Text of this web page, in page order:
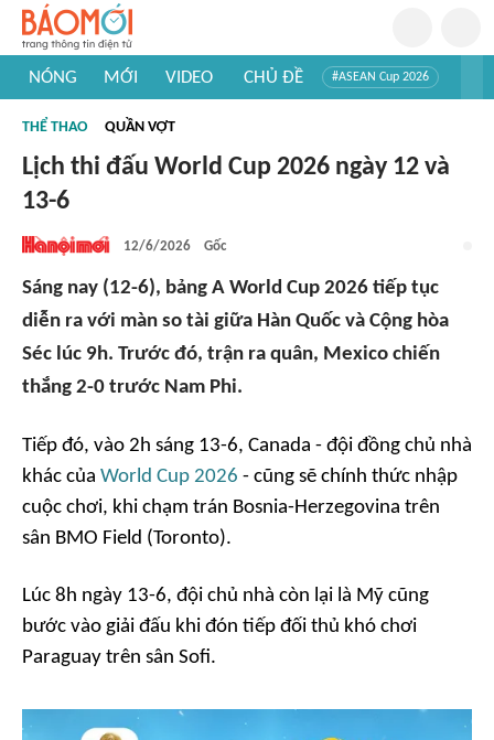
NÓNG MỚI VIDEO CHỦ ĐỀ #ASEAN Cup 2026
#Khám phá thế giới
THỂ THAO QUẦN VỢT
Lịch thi đấu World Cup 2026 ngày 12 và
13-6
12/6/2026 Gốc
Sáng nay (12-6), bảng A World Cup 2026 tiếp tục
diễn ra với màn so tài giữa Hàn Quốc và Cộng hòa
Séc lúc 9h. Trước đó, trận ra quân, Mexico chiến
thắng 2-0 trước Nam Phi.
Tiếp đó, vào 2h sáng 13-6, Canada - đội đồng chủ nhà
khác của World Cup 2026 - cũng sẽ chính thức nhập
cuộc chơi, khi chạm trán Bosnia-Herzegovina trên
sân BMO Field (Toronto).
Lúc 8h ngày 13-6, đội chủ nhà còn lại là Mỹ cũng
bước vào giải đấu khi đón tiếp đối thủ khó chơi
Paraguay trên sân Sofi.